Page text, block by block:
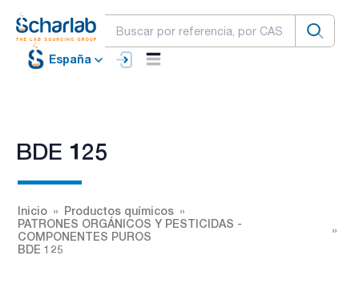
España
BDE 125
Inicio
Productos químicos
PATRONES ORGÁNICOS Y PESTICIDAS -
COMPONENTES PUROS
BDE 125